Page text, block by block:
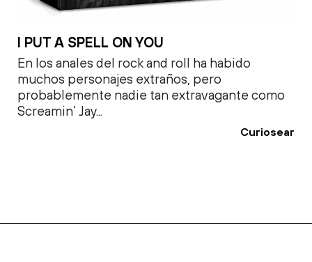
I PUT A SPELL ON YOU
En los anales del rock and roll ha habido
muchos personajes extraños, pero
probablemente nadie tan extravagante como
Screamin’ Jay...
Curiosear